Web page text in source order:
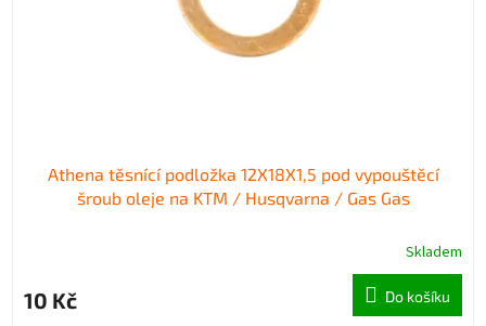
Athena těsnící podložka 12X18X1,5 pod vypouštěcí
šroub oleje na KTM / Husqvarna / Gas Gas
Skladem
10 Kč Do košíku